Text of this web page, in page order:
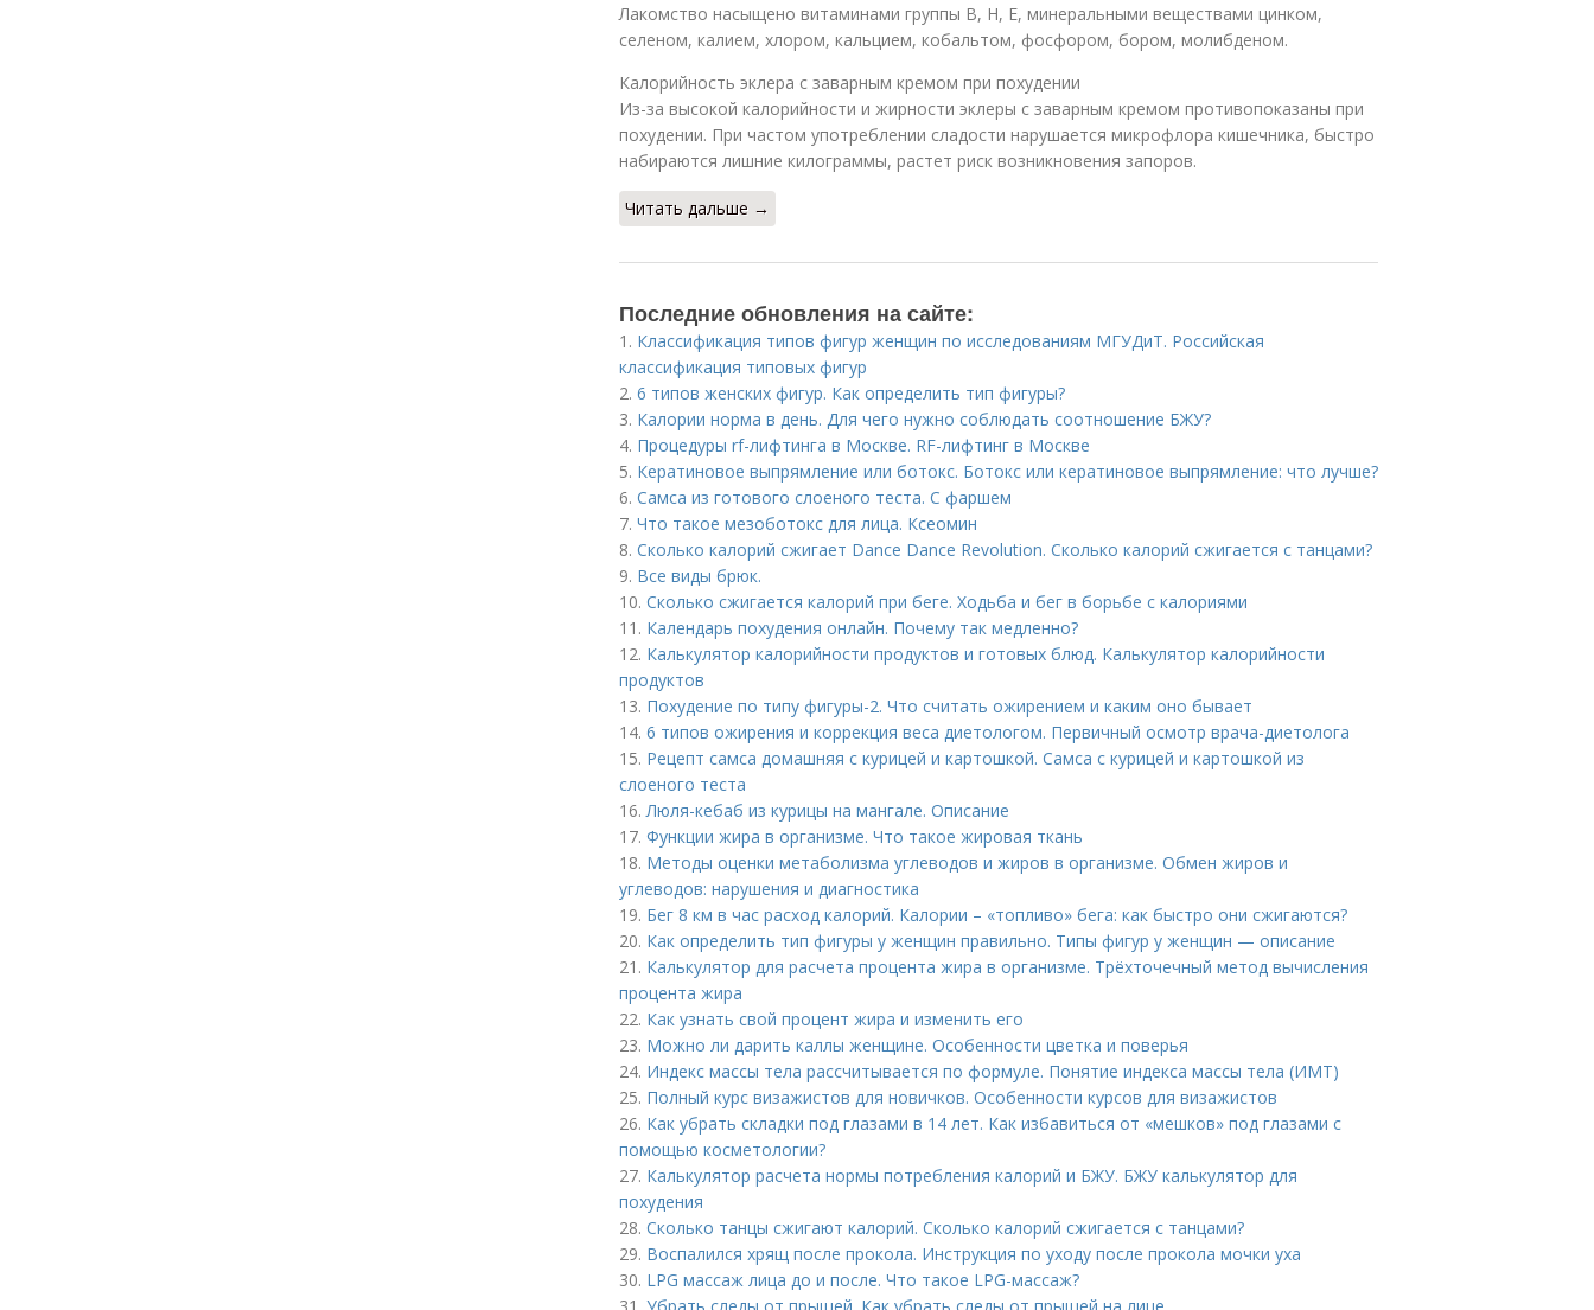
Лакомство насыщено витаминами группы В, Н, Е, минеральными веществами цинком,
селеном, калием, хлором, кальцием, кобальтом, фосфором, бором, молибденом.
Калорийность эклера с заварным кремом при похудении
Из-за высокой калорийности и жирности эклеры с заварным кремом противопоказаны при
похудении. При частом употреблении сладости нарушается микрофлора кишечника, быстро
набираются лишние килограммы, растет риск возникновения запоров.
Читать дальше →
Последние обновления на сайте:
1. Классификация типов фигур женщин по исследованиям МГУДиТ. Российская
классификация типовых фигур
2. 6 типов женских фигур. Как определить тип фигуры?
3. Калории норма в день. Для чего нужно соблюдать соотношение БЖУ?
4. Процедуры rf-лифтинга в Москве. RF-лифтинг в Москве
5. Кератиновое выпрямление или ботокс. Ботокс или кератиновое выпрямление: что лучше?
6. Самса из готового слоеного теста. С фаршем
7. Что такое мезоботокс для лица. Ксеомин
8. Сколько калорий сжигает Dance Dance Revolution. Сколько калорий сжигается с танцами?
9. Все виды брюк.
10. Сколько сжигается калорий при беге. Ходьба и бег в борьбе с калориями
11. Календарь похудения онлайн. Почему так медленно?
12. Калькулятор калорийности продуктов и готовых блюд. Калькулятор калорийности
продуктов
13. Похудение по типу фигуры-2. Что считать ожирением и каким оно бывает
14. 6 типов ожирения и коррекция веса диетологом. Первичный осмотр врача-диетолога
15. Рецепт самса домашняя с курицей и картошкой. Самса с курицей и картошкой из
слоеного теста
16.Люля-кебаб из курицы на мангале. Описание
17. Функции жира в организме. Что такое жировая ткань
18. Методы оценки метаболизма углеводов и жиров в организме. Обмен жиров и
углеводов: нарушения и диагностика
19. Бег 8 км в час расход калорий. Калории – «топливо» бега: как быстро они сжигаются?
20. Как определить тип фигуры у женщин правильно. Типы фигур у женщин — описание
21. Калькулятор для расчета процента жира в организме. Трёхточечный метод вычисления
процента жира
22. Как узнать свой процент жира и изменить его
23. Можно ли дарить каллы женщине. Особенности цветка и поверья
24. Индекс массы тела рассчитывается по формуле. Понятие индекса массы тела (ИМТ)
25. Полный курс визажистов для новичков. Особенности курсов для визажистов
26. Как убрать складки под глазами в 14 лет. Как избавиться от «мешков» под глазами с
помощью косметологии?
27. Калькулятор расчета нормы потребления калорий и БЖУ. БЖУ калькулятор для
похудения
28. Сколько танцы сжигают калорий. Сколько калорий сжигается с танцами?
29. Воспалился хрящ после прокола. Инструкция по уходу после прокола мочки уха
30. LPG массаж лица до и после. Что такое LPG-массаж?